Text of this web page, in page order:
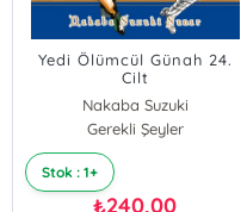
Yedi Ölümcül Günah 24.
Cilt
Nakaba Suzuki
Gerekli Şeyler
Stok : 1+
₺240,00